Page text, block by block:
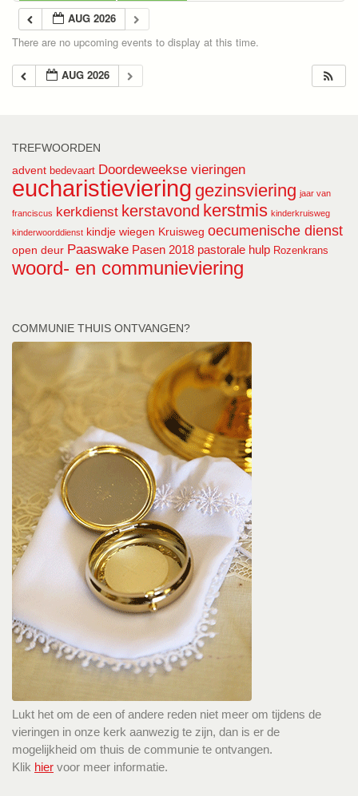
AUG 2026
There are no upcoming events to display at this time.
AUG 2026
TREFWOORDEN
advent bedevaart Doordeweekse vieringen
eucharistieviering gezinsviering jaar van
franciscus kerkdienst kerstavond kerstmis kinderkruisweg
kinderwoorddienst kindje wiegen Kruisweg oecumenische dienst
open deur Paaswake Pasen 2018 pastorale hulp Rozenkrans
woord- en communieviering
COMMUNIE THUIS ONTVANGEN?
Lukt het om de een of andere reden niet meer om tijdens de
vieringen in onze kerk aanwezig te zijn, dan is er de
mogelijkheid om thuis de communie te ontvangen.
Klik hier voor meer informatie.